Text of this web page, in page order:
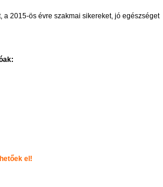
2015-ös évre szakmai sikereket, jó egészséget
el!